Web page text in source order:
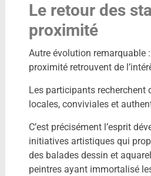
Le retour des
proximité
Autre évolution remarquable
proximité retrouvent de
Les participants recherchent
locales, conviviales et
C’est précisément l’esprit
initiatives artistiques qui
des balades dessin et
peintres ayant immortalisé